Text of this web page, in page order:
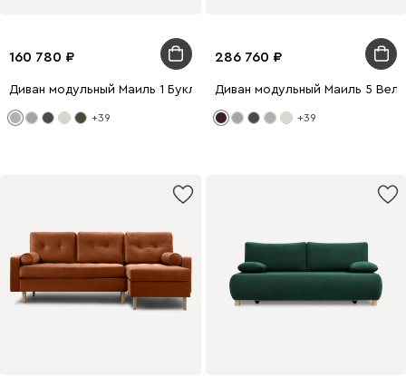
160 780
Диван модульный Маиль 1 Букле Серый
+39
286 760
Диван модульный Маиль 5
+39